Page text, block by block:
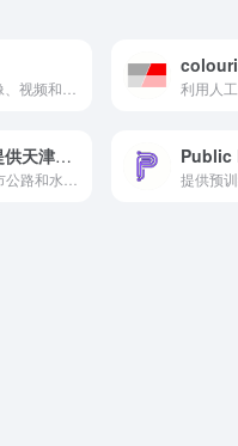
利用人
天津市交通运输委员会 - 提供天津交通信息服务